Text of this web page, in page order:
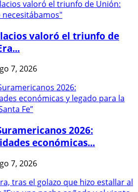
valoró el triunfo de
7, 2026
2026:
económicas...
7, 2026